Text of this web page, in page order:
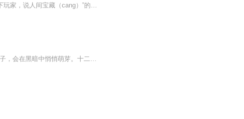
有你有我有故事，还有节操。 藏今藏古藏天下，很多情怀。朋友们好，这里是“汇天下玩家，说人间宝藏（cang）”的《玩家说宝》播客。我是带着大家一起寻宝、会友，结交有缘人的永梅。
十二年前一场悬案，重重疑点伴随着嫌疑人的自缢身亡渐渐被人遗忘。但仇恨是颗种子，会在黑暗中悄悄萌芽。十二年后，一个女孩被囚禁在一个狭小的房间，当她重获自由之后，命运的车轮开始重新轮转，正义迟到了十二年，当年的罪恶会以什么面目分别登场呢？